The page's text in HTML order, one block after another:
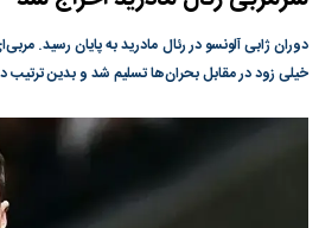
دوران ژابی آلونسو در رئال مادرید به پایان رسید.
خیلی زود در مقابل بحران‌ها تسلیم شد و بدین ترتیب
چرا رویای آمریکایی سرنگونی رژیم و
نابودی محور مقاومت تعبیر نشد؟ | پشت
پرده تجارت پهپاد‌ ۱۵۰۰ دلاری که
کمپین